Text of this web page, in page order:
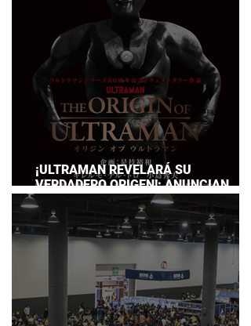
¡ULTRAMAN REVELARÁ SU
VERDADERO ORIGEN!: ANUNCIAN
DOCUMENTAL POR EL 60
ANIVERSARIO DE LA FRANQUICIA